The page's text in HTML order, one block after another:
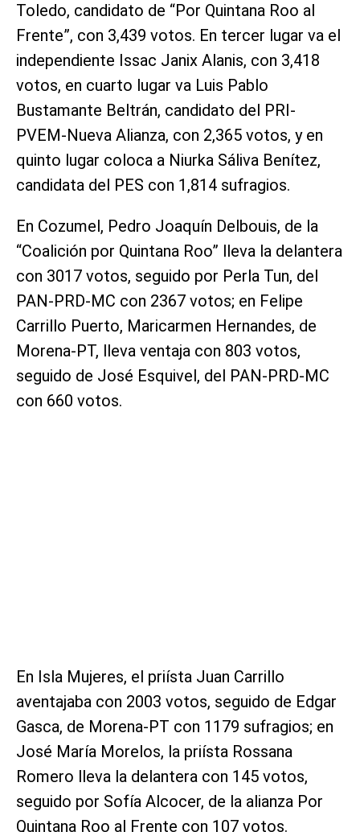
Toledo, candidato de “Por Quintana Roo al
Frente”, con 3,439 votos. En tercer lugar va el
independiente Issac Janix Alanis, con 3,418
votos, en cuarto lugar va Luis Pablo
Bustamante Beltrán, candidato del PRI-
PVEM-Nueva Alianza, con 2,365 votos, y en
quinto lugar coloca a Niurka Sáliva Benítez,
candidata del PES con 1,814 sufragios.
En Cozumel, Pedro Joaquín Delbouis, de la
“Coalición por Quintana Roo” lleva la delantera
con 3017 votos, seguido por Perla Tun, del
PAN-PRD-MC con 2367 votos; en Felipe
Carrillo Puerto, Maricarmen Hernandes, de
Morena-PT, lleva ventaja con 803 votos,
seguido de José Esquivel, del PAN-PRD-MC
con 660 votos.
En Isla Mujeres, el priísta Juan Carrillo
aventajaba con 2003 votos, seguido de Edgar
Gasca, de Morena-PT con 1179 sufragios; en
José María Morelos, la priísta Rossana
Romero lleva la delantera con 145 votos,
seguido por Sofía Alcocer, de la alianza Por
Quintana Roo al Frente con 107 votos.